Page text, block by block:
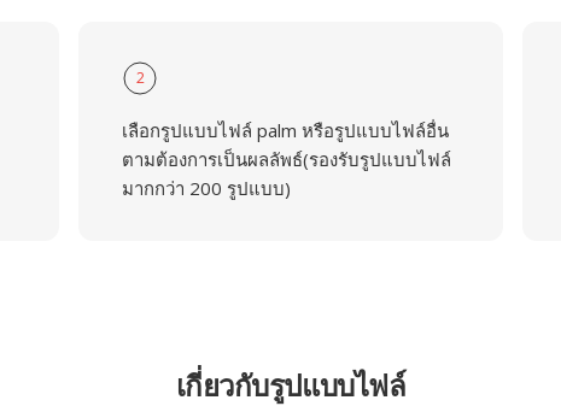
2
เลือกรูปแบบไฟล์ palm หรือรูปแบบไฟล์อื่น
ตามต้องการเป็นผลลัพธ์(รองรับรูปแบบไฟล์
มากกว่า 200 รูปแบบ)
เกี่ยวกับรูปแบบไฟล์